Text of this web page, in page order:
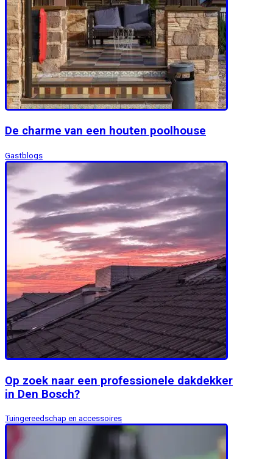
De charme van een houten poolhouse
Gastblogs
Op zoek naar een professionele dakdekker
in Den Bosch?
Tuingereedschap en accessoires